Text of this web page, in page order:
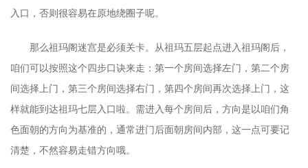
入口，否则很容易在原地绕圈子呢。
那么祖玛阁迷宫是必须关卡。从祖玛五层起点进入祖玛阁后，
咱们可以按照这个四步口诀来走：第一个房间选择左门，第二个房
间选择上门，第三个房间选择右门，第四个房间再次选择上门，这
样就能到达祖玛七层入口啦。需进入每个房间后，方向是以咱们角
色面朝的方向为基准的，通常进门后面朝房间内部，这一点可要记
清楚，不然容易走错方向哦。